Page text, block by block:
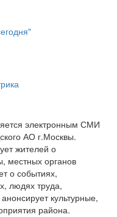
электронным СМИ
АО г.Москвы.
жителей о
местных органов
о событиях,
людях труда,
культурные,
района.